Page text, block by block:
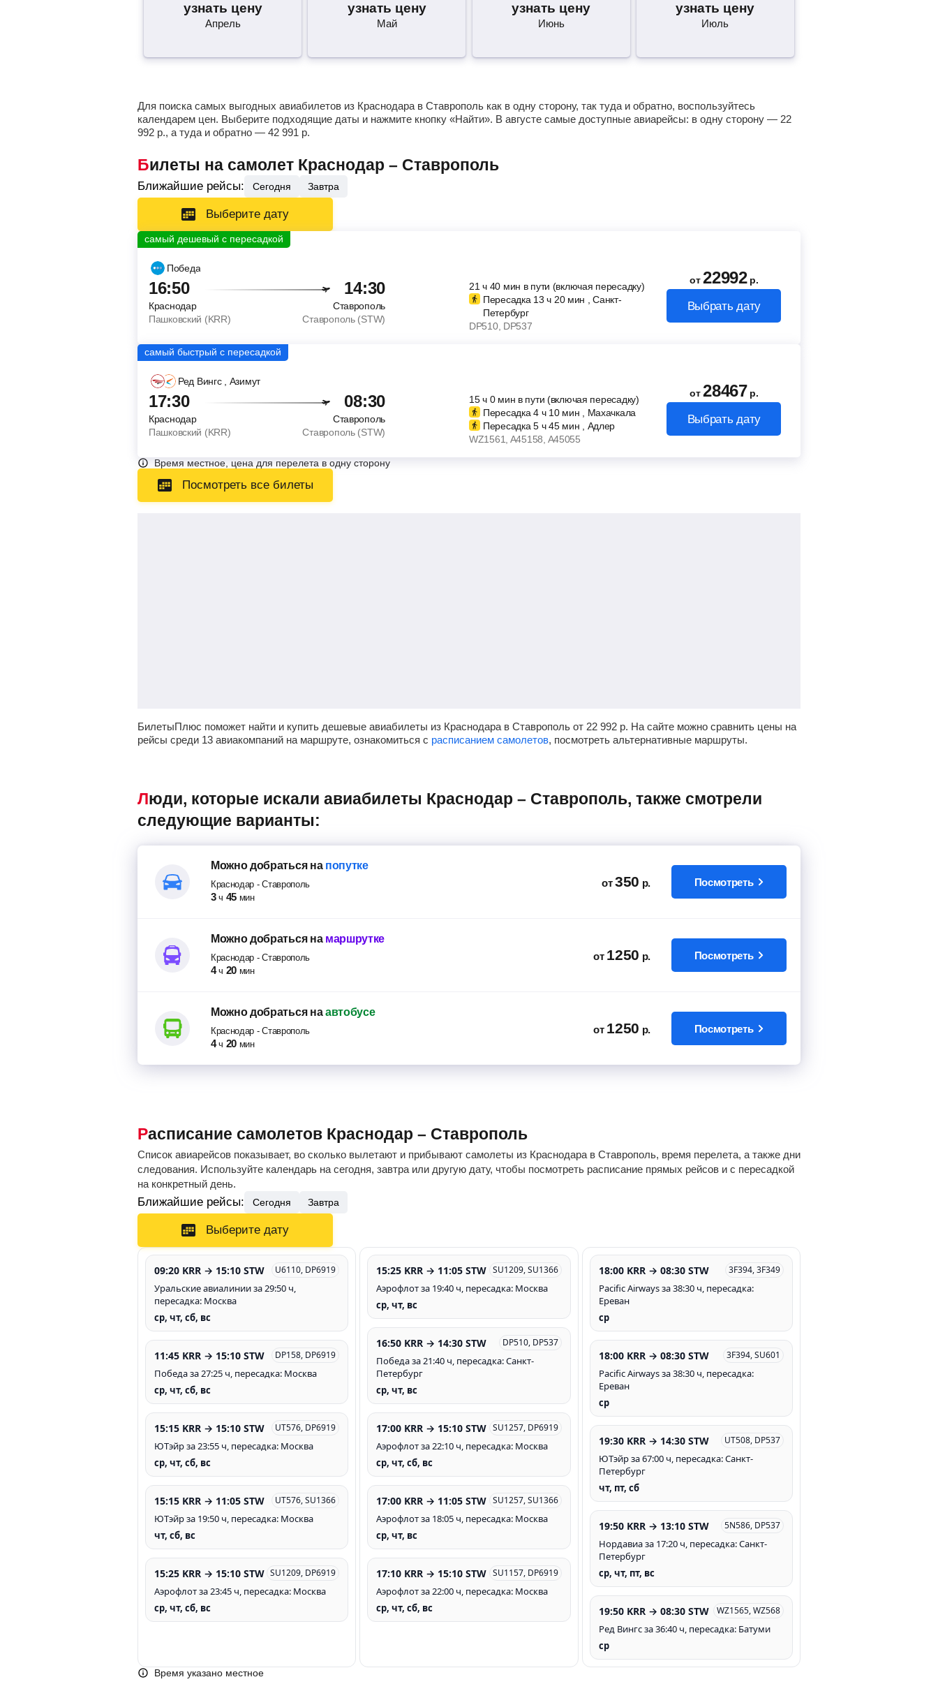
узнать цену
Апрель
узнать цену
Май
узнать цену
Июнь
узнать цену
Июль
Для поиска самых выгодных авиабилетов из Краснодара в Ставрополь как в одну сторону, так туда и обратно, воспользуйтесь
календарем цен. Выберите подходящие даты и нажмите кнопку «Найти». В августе самые доступные авиарейсы: в одну сторону — 22
992 р., а туда и обратно — 42 991 р.
Билеты на самолет Краснодар – Ставрополь
Ближайшие рейсы: Сегодня Завтра
Выберите дату
Победа
16:50 14:30
Краснодар
Ставрополь
Пашковский (KRR)
Ставрополь (STW)
21ч40 мин в пути (включая пересадку)
Пересадка 13ч 20 мин , Санкт-
Петербург
DP510, DP537
от22992 р.
Выбрать дату
Ред Вингс , Азимут
17:30 08:30
Краснодар
Ставрополь
Пашковский (KRR)
Ставрополь (STW)
15ч0 мин в пути (включая пересадку)
Пересадка 4 ч10 мин , Махачкала
Пересадка 5 ч45 мин , Адлер
WZ1561 , A45158 , A45055
от28467 р.
Выбрать дату
Время местное, цена для перелета в одну сторону
Посмотреть все билеты
БилетыПлюс поможет найти и купить дешевые авиабилеты из Краснодара в Ставрополь от 22 992 р. На сайте можно сравнить цены на
рейсы среди 13 авиакомпаний на маршруте, ознакомиться с расписанием самолетов, посмотреть альтернативные маршруты.
Люди, которые искали авиабилеты Краснодар – Ставрополь, также смотрели
следующие варианты:
Можно добратьсяна попутке
Краснодар -Ставрополь
3 ч 45 мин
от 350 р. Посмотреть
Можно добратьсяна маршрутке
Краснодар -Ставрополь
4 ч 20 мин
от 1250 р. Посмотреть
Можно добратьсяна автобусе
Краснодар -Ставрополь
4 ч 20 мин
от 1250 р. Посмотреть
Расписание самолетов Краснодар – Ставрополь
Список авиарейсов показывает, во сколько вылетают и прибывают самолеты из Краснодара в Ставрополь, время перелета, а также дни
следования. Используйте календарь на сегодня, завтра или другую дату, чтобы посмотреть расписание прямых рейсов и с пересадкой
на конкретный день.
Ближайшие рейсы: Сегодня Завтра
Выберите дату
09:20 KRR → 15:10 STW U6110, DP6919
Уральские авиалинии за 29:50 ч,
пересадка: Москва
ср, чт, сб, вс
11:45 KRR → 15:10 STW DP158, DP6919
Победа за 27:25 ч, пересадка: Москва
ср, чт, сб, вс
15:15 KRR → 15:10 STW UT576, DP6919
ЮТэйр за 23:55 ч, пересадка: Москва
ср, чт, сб, вс
15:15 KRR → 11:05 STW UT576, SU1366
ЮТэйр за 19:50 ч, пересадка: Москва
чт, сб, вс
15:25 KRR → 15:10 STW SU1209, DP6919
Аэрофлот за 23:45 ч, пересадка: Москва
ср, чт, сб, вс
15:25 KRR → 11:05 STW SU1209, SU1366
Аэрофлот за 19:40 ч, пересадка: Москва
ср, чт, вс
16:50 KRR → 14:30 STW DP510, DP537
Победа за 21:40 ч, пересадка: Санкт-
Петербург
ср, чт, вс
17:00 KRR → 15:10 STW SU1257, DP6919
Аэрофлот за 22:10 ч, пересадка: Москва
ср, чт, сб, вс
17:00 KRR → 11:05 STW SU1257, SU1366
Аэрофлот за 18:05 ч, пересадка: Москва
ср, чт, вс
17:10 KRR → 15:10 STW SU1157, DP6919
Аэрофлот за 22:00 ч, пересадка: Москва
ср, чт, сб, вс
18:00 KRR → 08:30 STW 3F394, 3F349
Pacific Airways за 38:30 ч, пересадка:
Ереван
ср
18:00 KRR → 08:30 STW 3F394, SU601
Pacific Airways за 38:30 ч, пересадка:
Ереван
ср
19:30 KRR → 14:30 STW UT508, DP537
ЮТэйр за 67:00 ч, пересадка: Санкт-
Петербург
чт, пт, сб
19:50 KRR → 13:10 STW 5N586, DP537
Нордавиа за 17:20 ч, пересадка: Санкт-
Петербург
ср, чт, пт, вс
19:50 KRR → 08:30 STW WZ1565, WZ568
Ред Вингс за 36:40 ч, пересадка: Батуми
ср
Время указано местное